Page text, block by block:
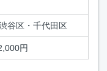
谷区・千代田区
円